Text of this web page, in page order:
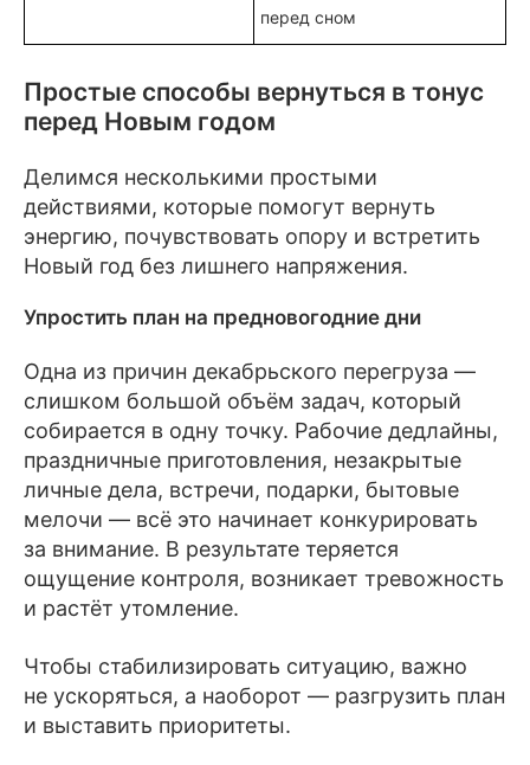
перед сном
Простые способы вернуться в тонус
перед Новым годом
Делимся несколькими простыми
действиями, которые помогут вернуть
энергию, почувствовать опору и встретить
Новый год без лишнего напряжения.
Упростить план на предновогодние дни
Одна из причин декабрьского перегруза —
слишком большой объём задач, который
собирается в одну точку. Рабочие дедлайны,
праздничные приготовления, незакрытые
личные дела, встречи, подарки, бытовые
мелочи — всё это начинает конкурировать
за внимание. В результате теряется
ощущение контроля, возникает тревожность
и растёт утомление.
Чтобы стабилизировать ситуацию, важно
не ускоряться, а наоборот — разгрузить план
и выставить приоритеты.